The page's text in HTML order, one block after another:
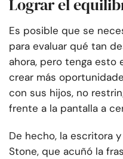
Lograr el
Es posible que se
para evaluar qué tan
ahora, pero tenga esto
crear más
con sus hijos, no
frente a la pantalla a
De hecho, la escritora
Stone, que acuñó la